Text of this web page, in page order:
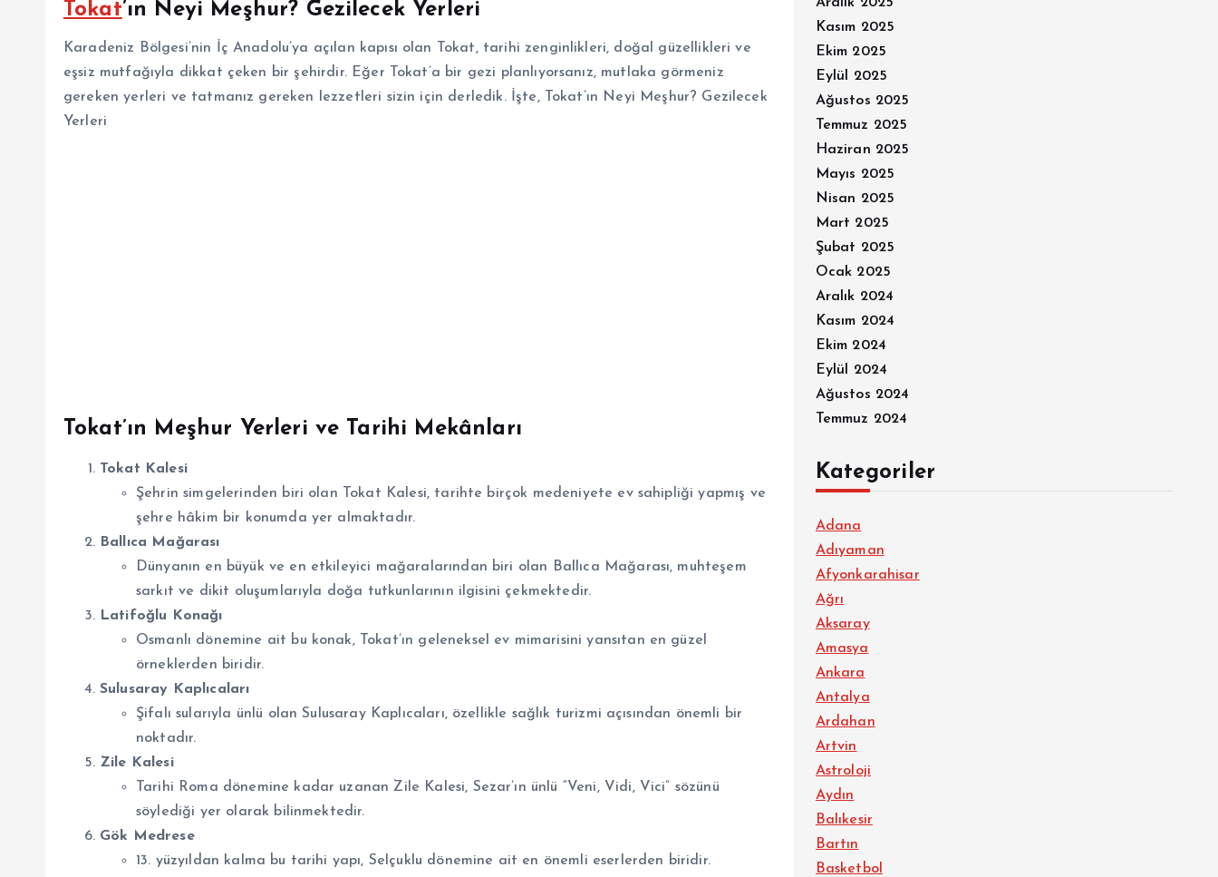
Tokat’ın Neyi Meşhur? Gezilecek Yerleri
Karadeniz Bölgesi’nin İç Anadolu’ya açılan kapısı olan Tokat, tarihi zenginlikleri, doğal güzellikleri ve
eşsiz mutfağıyla dikkat çeken bir şehirdir. Eğer Tokat’a bir gezi planlıyorsanız, mutlaka görmeniz
gereken yerleri ve tatmanız gereken lezzetleri sizin için derledik. İşte, Tokat’ın Neyi Meşhur? Gezilecek
Yerleri
Tokat’ın Meşhur Yerleri ve Tarihi Mekânları
Tokat Kalesi
Şehrin simgelerinden biri olan Tokat Kalesi, tarihte birçok medeniyete ev sahipliği yapmış ve
şehre hâkim bir konumda yer almaktadır.
Ballıca Mağarası
Dünyanın en büyük ve en etkileyici mağaralarından biri olan Ballıca Mağarası, muhteşem
sarkıt ve dikit oluşumlarıyla doğa tutkunlarının ilgisini çekmektedir.
Latifoğlu Konağı
Osmanlı dönemine ait bu konak, Tokat’ın geleneksel ev mimarisini yansıtan en güzel
örneklerden biridir.
Sulusaray Kaplıcaları
Şifalı sularıyla ünlü olan Sulusaray Kaplıcaları, özellikle sağlık turizmi açısından önemli bir
noktadır.
Zile Kalesi
Tarihi Roma dönemine kadar uzanan Zile Kalesi, Sezar’ın ünlü “Veni, Vidi, Vici” sözünü
söylediği yer olarak bilinmektedir.
Gök Medrese
13. yüzyıldan kalma bu tarihi yapı, Selçuklu dönemine ait en önemli eserlerden biridir.
Kasım 2025
Ekim 2025
Eylül 2025
Ağustos 2025
Temmuz 2025
Haziran 2025
Mayıs 2025
Nisan 2025
Mart 2025
Şubat 2025
Ocak 2025
Aralık 2024
Kasım 2024
Ekim 2024
Eylül 2024
Ağustos 2024
Temmuz 2024
Kategoriler
Adana
Adıyaman
Afyonkarahisar
Ağrı
Aksaray
Amasya
Ankara
Antalya
Ardahan
Artvin
Astroloji
Aydın
Balıkesir
Bartın
Basketbol